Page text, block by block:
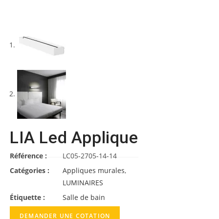
LIA Led Applique
Référence :
LC05-2705-14-14
Catégories :
Appliques murales,
LUMINAIRES
Étiquette :
Salle de bain
DEMANDER UNE COTATION